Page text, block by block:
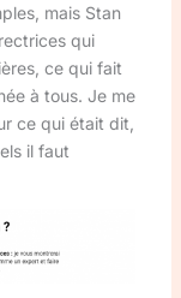
mais Stan
qui
ce qui fait
à tous. Je me
ce qui était dit,
il faut